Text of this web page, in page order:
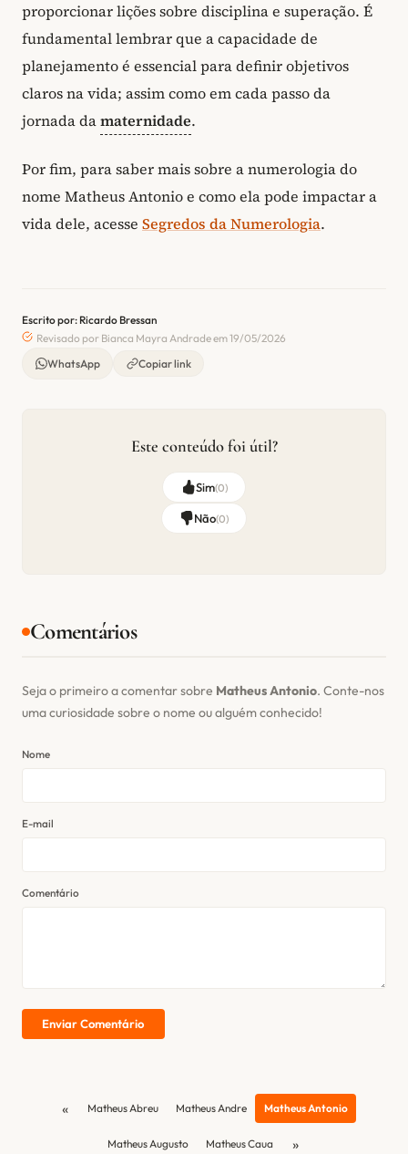
proporcionar lições sobre disciplina e superação. É
fundamental lembrar que a capacidade de
planejamento é essencial para definir objetivos
claros na vida; assim como em cada passo da
jornada damaternidade.
Por fim, para saber mais sobre a numerologia do
nome Matheus Antonio e como ela pode impactar a
vida dele, acesse Segredos da Numerologia.
Escrito por: Ricardo Bressan
Revisado por Bianca Mayra Andrade em 19/05/2026
WhatsApp
Copiar link
Este conteúdo foi útil?
Sim(0)
Não(0)
Comentários
Seja o primeiro a comentar sobre Matheus Antonio. Conte-nos
uma curiosidade sobre o nome ou alguém conhecido!
Nome
E-mail
Comentário
Enviar Comentário
« Matheus Abreu Matheus Andre Matheus Antonio
Matheus Augusto Matheus Caua »